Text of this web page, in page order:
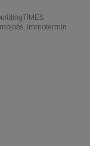
immotermin